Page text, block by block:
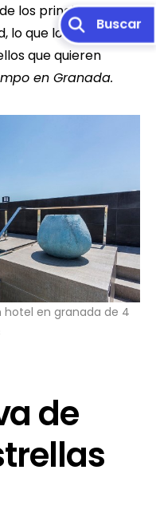
los principales
lo que los convierte
que quieren
en Granada.
hotel en granada de 4
de